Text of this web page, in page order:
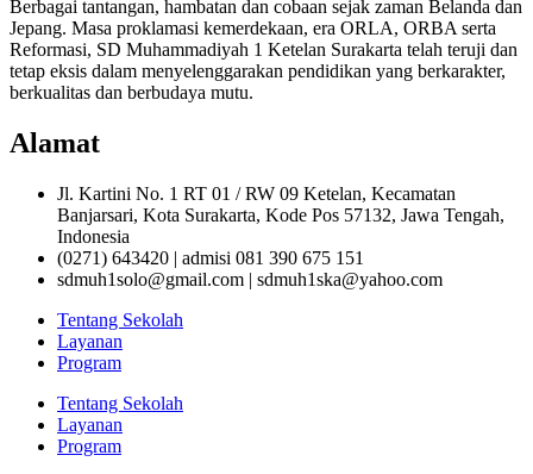
Berbagai tantangan, hambatan dan cobaan sejak zaman Belanda dan
Jepang. Masa proklamasi kemerdekaan, era ORLA, ORBA serta
Reformasi, SD Muhammadiyah 1 Ketelan Surakarta telah teruji dan
tetap eksis dalam menyelenggarakan pendidikan yang berkarakter,
berkualitas dan berbudaya mutu.
Alamat
Jl. Kartini No. 1 RT 01 / RW 09 Ketelan, Kecamatan
Banjarsari, Kota Surakarta, Kode Pos 57132, Jawa Tengah,
Indonesia
(0271) 643420 | admisi 081 390 675 151
sdmuh1solo@gmail.com | sdmuh1ska@yahoo.com
Tentang Sekolah
Layanan
Program
Tentang Sekolah
Layanan
Program